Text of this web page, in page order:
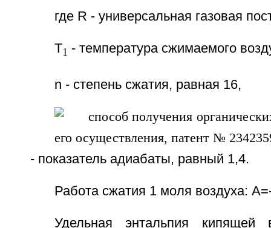
где R - универсальная газовая
Т1 - температура сжимаемого
n - степень сжатия, равная 16,
- показатель адиабаты, равный 1,4.
Работа сжатия 1 моля воздуха:
Удельная энтальпия